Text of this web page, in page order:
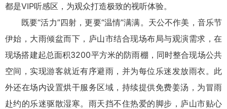
都是VIP听感区，为观众打造极致的视听体验。
既要“活力”四射，更要“温情”满满。天公不作美，音乐节
伊始，大雨倾盆而下，庐山市结合现场布局与观演需求，在
现场搭建起总面积3200平方米的防雨棚，同时整合现场公共
空间，实现游客就近有序避雨，并为每位乐迷发放雨衣。此
外还在场内设置烘干服务区域，持续提供免费姜汤，为冒雨
赴约的乐迷驱散湿寒。雨天挡不住热爱的脚步，庐山市贴心